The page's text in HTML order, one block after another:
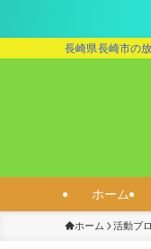
長崎県長崎市の
ホーム
ホーム 活動ブ